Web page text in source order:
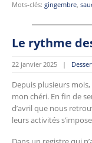
Mots-clés: gingembre,
Le rythme
22 janvier 2025 |
Depuis plusieurs
mon chéri. En fin de
d’avril que nous
leurs activités